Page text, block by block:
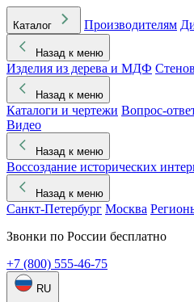
Каталог Производителям
Назад к меню
Изделия из дерева и МДФ
Назад к меню
Каталоги и чертежи Вопрос-
Видео
Назад к меню
Воссоздание исторических
Назад к меню
Санкт-Петербург Москва
Звонки по России бесплатно
+7 (800) 555-46-75
RU